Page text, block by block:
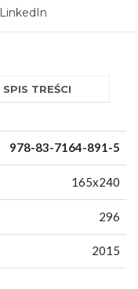
LinkedIn
SPIS TREŚCI
978-83-7164-891-5
165x240
296
2015